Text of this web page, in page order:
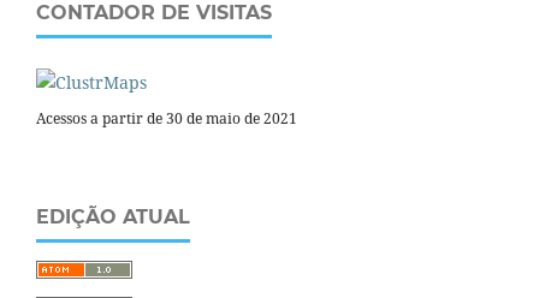
CONTADOR DE VISITAS
Acessos a partir de 30 de maio de 2021
EDIÇÃO ATUAL